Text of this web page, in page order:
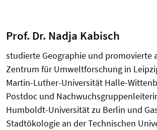
Prof. Dr. Nadja Kabisch
studierte Geographie und promovierte
Zentrum für Umweltforschung in
Martin-Luther-Universität Halle-
Postdoc und
Humboldt-Universität zu Berlin und
Stadtökologie an der Technischen